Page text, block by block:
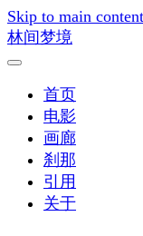
Skip to main content
林间梦境
首页
电影
画廊
刹那
引用
关于